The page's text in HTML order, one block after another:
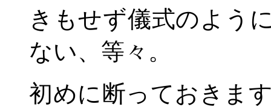
きもせず儀式のよう
ない、等々。
初めに断っておきま